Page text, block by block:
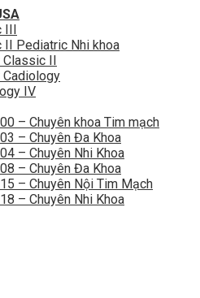
III
II Pediatric Nhi khoa
Classic II
IV
– Chuyên khoa Tim mạch
– Chuyên Đa Khoa
– Chuyên Nhi Khoa
– Chuyên Đa Khoa
– Chuyên Nội Tim Mạch
– Chuyên Nhi Khoa